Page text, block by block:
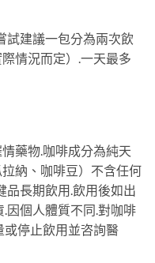
試建議一包分為兩次飲
情況而定）.一天最多
藥物.咖啡成分為純天
納、咖啡豆）不含任何
品長期飲用.飲用後如出
因個人體質不同.對咖啡
或停止飲用並咨詢醫